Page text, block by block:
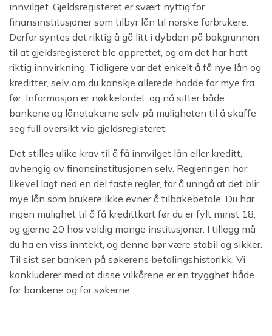
innvilget. Gjeldsregisteret er svært nyttig for
finansinstitusjoner som tilbyr lån til norske forbrukere.
Derfor syntes det riktig å gå litt i dybden på bakgrunnen
til at gjeldsregisteret ble opprettet, og om det har hatt
riktig innvirkning. Tidligere var det enkelt å få nye lån og
kreditter, selv om du kanskje allerede hadde for mye fra
før. Informasjon er nøkkelordet, og nå sitter både
bankene og lånetakerne selv på muligheten til å skaffe
seg full oversikt via gjeldsregisteret.
Det stilles ulike krav til å få innvilget lån eller kreditt,
avhengig av finansinstitusjonen selv. Regjeringen har
likevel lagt ned en del faste regler, for å unngå at det blir
mye lån som brukere ikke evner å tilbakebetale. Du har
ingen mulighet til å få kredittkort før du er fylt minst 18,
og gjerne 20 hos veldig mange institusjoner. I tillegg må
du ha en viss inntekt, og denne bør være stabil og sikker.
Til sist ser banken på søkerens betalingshistorikk. Vi
konkluderer med at disse vilkårene er en trygghet både
for bankene og for søkerne.